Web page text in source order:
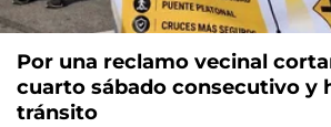
Por una reclamo vecinal
cuarto sábado consecutivo y
tránsito